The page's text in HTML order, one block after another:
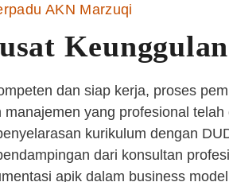
AKN Marzuqi
Keunggulan
dan siap kerja, proses
manajemen yang profesional telah
kurikulum dengan
dari konsultan
apik dalam business